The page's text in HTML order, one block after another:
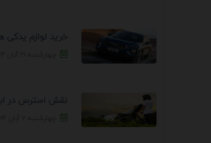
نقش استرس در